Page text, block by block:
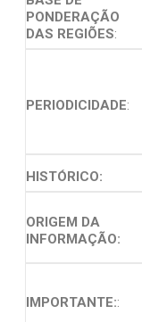
PONDERAÇÃO
DAS REGIÕES:
PERIODICIDADE:
HISTÓRICO:
ORIGEM DA
INFORMAÇÃO:
IMPORTANTE::